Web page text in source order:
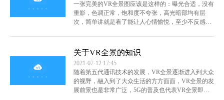
一张完美的VR全景图应该是这样的：曝光合适，没有
重影，色调正常，饱和度不夸张，高光暗部均有层
次，简单讲就是看了能让人心情愉悦，至少不反感。
们在拍摄全景图的时候，如何设置相机参数以及怎么
拍。查看全文
关于VR全景的知识
2021-07-12 17:45
随着第五代通讯技术的发展，VR全景逐渐进入到大众
的视野，融入到了大众生活的方方面面，VR全景的发
展前景也是非常广泛，5G的普及也代表VR全景即将